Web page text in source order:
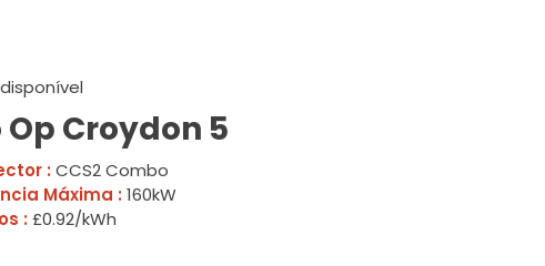
Op Croydon 5
: CCS2 Combo
Máxima : 160kW
: £0.92/kWh